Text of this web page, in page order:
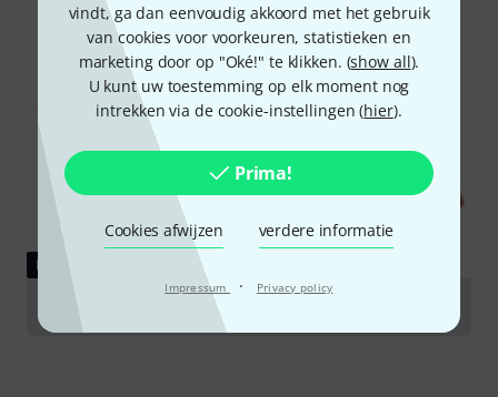
vindt, ga dan eenvoudig akkoord met het gebruik
van cookies voor voorkeuren, statistieken en
marketing door op "Oké!" te klikken. (show all).
U kunt uw toestemming op elk moment nog
intrekken via de cookie-instellingen (hier).
Prima!
Cookies afwijzen verdere informatie
Impressum · Privacy policy
RAADGEVER